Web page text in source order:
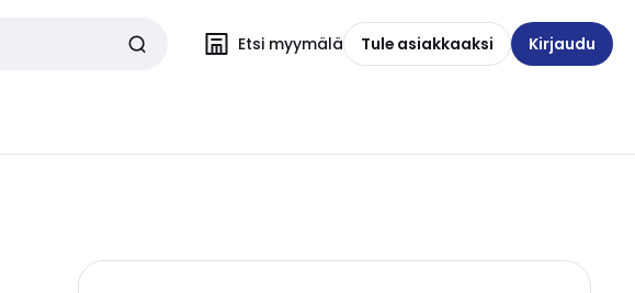
Etsi myymälä Tule asiakkaaksi Kirjaudu